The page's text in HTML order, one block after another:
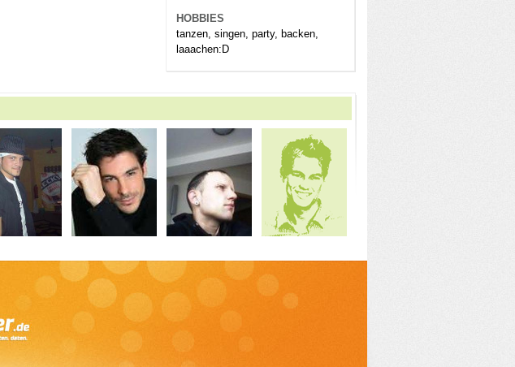
HOBBIES
tanzen, singen, party, backen,
laaachen:D